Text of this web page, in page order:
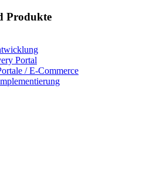
Produkte
Portal
/ E-Commerce